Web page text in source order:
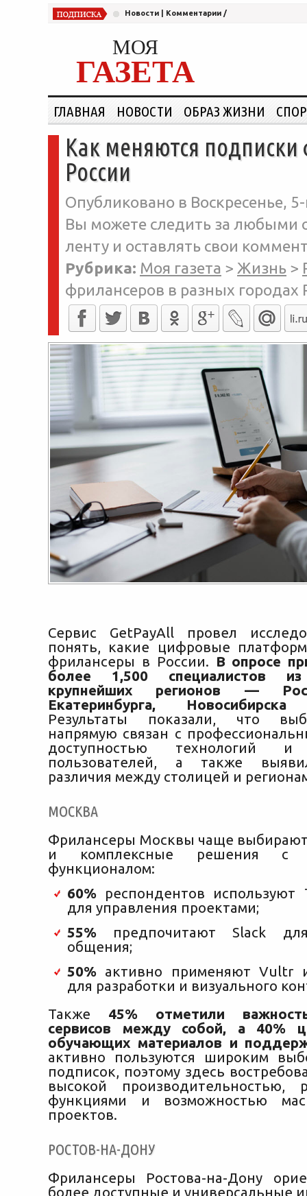
Новости Комментарии /
МОЯ
ГАЗЕТА
ГЛАВНАЯ НОВОСТИ ОБРАЗ ЖИЗНИ
Как меняются подписки
России
Опубликовано в Воскресенье,
Вы можете следить за любыми
ленту и оставлять свои
Рубрика: Моя газета > Жизнь >
фрилансеров в разных городах
Сервис GetPayAll провел
понять, какие цифровые
фрилансеры в России. В опросе
более 1,500 специалистов
крупнейших регионов —
Екатеринбурга,
Результаты показали, что
напрямую связан с
доступностью технологий и
пользователей, а также
различия между столицей и
МОСКВА
Фрилансеры Москвы чаще
и комплексные решения с
функционалом:
60% респондентов используют
для управления проектами;
55% предпочитают Slack
общения;
50% активно применяют Vultr
для разработки и визуального
Также 45% отметили
сервисов между собой, а 40%
обучающих материалов и
активно пользуются широким
подписок, поэтому здесь
высокой производительностью,
функциями и возможностью
проектов.
РОСТОВ-НА-ДОНУ
Фрилансеры Ростова-на-Дону
более доступные и универсальные